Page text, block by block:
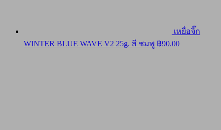
เหยื่อจิ๊ก
WINTER BLUE WAVE V2 25g. สี ชมพู ฿90.00